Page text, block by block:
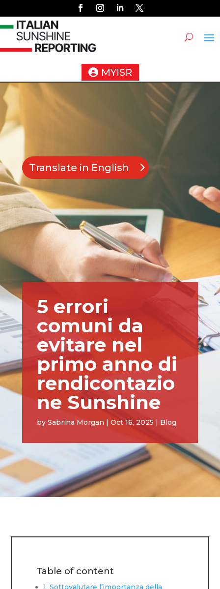
MYISR
Translate in English
5 errori
comuni da
evitare nel
primo anno di
rendicontazio
ne Sunshine
by Sabrina Morgan | Oct 16, 2025 | Blog
Table of content
1. Sottovalutare l’importanza della